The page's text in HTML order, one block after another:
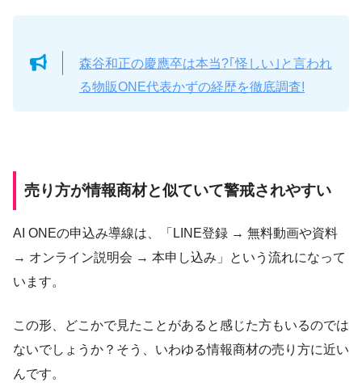
森谷和正の慶應卒は本当?｢怪しい｣と言われ
る物販ONE代表かずの経歴を徹底調査!
売り方が情報商材と似ていて警戒されやすい
AI ONEの申込み導線は、「LINE登録 → 無料動画や資料
→ オンライン説明会 → 本申し込み」という流れになって
います。
この形、どこかで見たことがあると感じた方もいるのでは
ないでしょうか？そう、いわゆる情報商材の売り方に近い
んです。